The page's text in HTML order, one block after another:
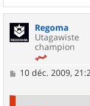
Regoma
Utagawiste
champion
M10 déc. 2009,